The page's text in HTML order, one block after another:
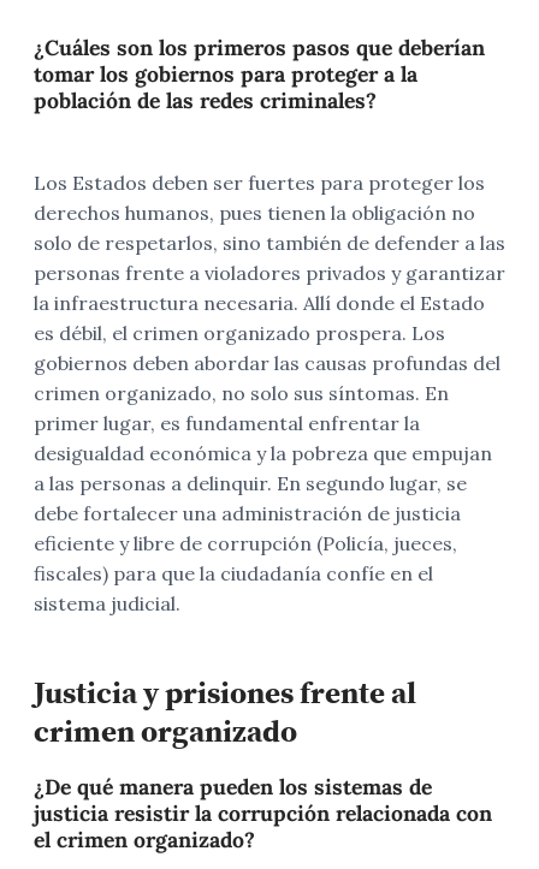
¿Cuáles son los primeros pasos que deberían
tomar los gobiernos para proteger a la
población de las redes criminales?
Los Estados deben ser fuertes para proteger los
derechos humanos, pues tienen la obligación no
solo de respetarlos, sino también de defender a las
personas frente a violadores privados y garantizar
la infraestructura necesaria. Allí donde el Estado
es débil, el crimen organizado prospera. Los
gobiernos deben abordar las causas profundas del
crimen organizado, no solo sus síntomas. En
primer lugar, es fundamental enfrentar la
desigualdad económica y la pobreza que empujan
a las personas a delinquir. En segundo lugar, se
debe fortalecer una administración de justicia
eficiente y libre de corrupción (Policía, jueces,
fiscales) para que la ciudadanía confíe en el
sistema judicial.
Justicia y prisiones frente al
crimen organizado
¿De qué manera pueden los sistemas de
justicia resistir la corrupción relacionada con
el crimen organizado?